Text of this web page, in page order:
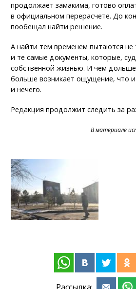
продолжает замакима, готово
в официальном перерасчете. До
пообещал найти решение.
А найти тем временем пытаются
и те самые документы, которые,
собственной жизнью. И чем
больше возникает ощущение, что
и нечего.
Редакция продолжит следить за
В материале